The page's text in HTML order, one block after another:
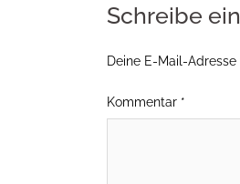
Schreibe
Deine E-Mail-
Kommentar *